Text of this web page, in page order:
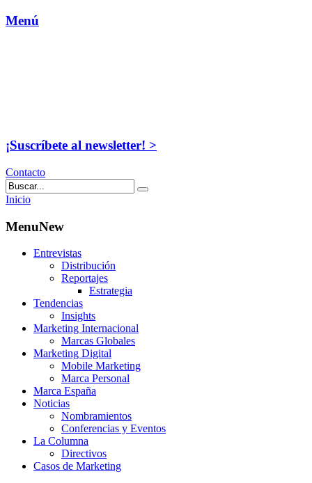
Menú
¡Suscríbete al newsletter! >
Contacto
Inicio
MenuNew
Entrevistas
Distribución
Reportajes
Estrategia
Tendencias
Insights
Marketing Internacional
Marcas Globales
Marketing Digital
Mobile Marketing
Marca Personal
Marca España
Noticias
Nombramientos
Conferencias y Eventos
La Columna
Directivos
Casos de Marketing